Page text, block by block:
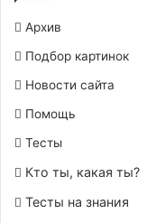
Архив
Подбор картинок
Новости сайта
Помощь
Тесты
Кто ты, какая ты?
Тесты на знания